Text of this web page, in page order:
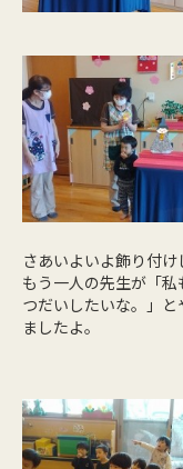
さあいよいよ飾り付け
もう一人の先生が「私
つだいしたいな。」と
ましたよ。